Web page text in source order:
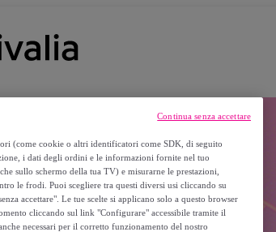
(come cookie o altri identificatori come SDK, di seguito
i dati degli ordini e le informazioni fornite nel tuo
sullo schermo della tua TV) e misurarne le prestazioni,
le frodi. Puoi scegliere tra questi diversi usi cliccando su
accettare". Le tue scelte si applicano solo a questo browser
cliccando sul link "Configurare" accessibile tramite il
necessari per il corretto funzionamento del nostro
Continua senza accettare